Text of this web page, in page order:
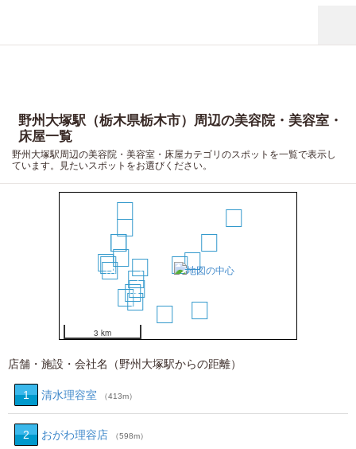
野州大塚駅（栃木県栃木市）周辺の美容院・美容室・
床屋一覧
野州大塚駅周辺の美容院・美容室・床屋カテゴリのスポットを一覧で表示し
ています。見たいスポットをお選びください。
1
4
5
6
7
10
14
16
18
19
20
3 km
店舗・施設・会社名（野州大塚駅からの距離）
1 清水理容室 （413m）
2 おがわ理容店 （598m）